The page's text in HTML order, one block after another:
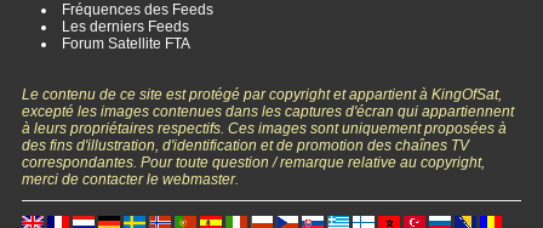
Fréquences des Feeds
Les derniers Feeds
Forum Satellite FTA
Le contenu de ce site est protégé par copyright et appartient à KingOfSat,
excepté les images contenues dans les captures d'écran qui appartiennent
à leurs propriétaires respectifs. Ces images sont uniquement proposées à
des fins d'illustration, d'identification et de promotion des chaînes TV
correspondantes. Pour toute question / remarque relative au copyright,
merci de contacter le webmaster.